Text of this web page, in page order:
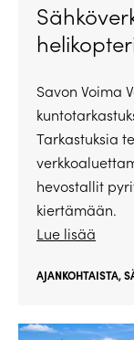
Savon Voima
Tarkastuksia
hevostallit
kiertämään.
Lue lisää
AJANKOHTAISTA,